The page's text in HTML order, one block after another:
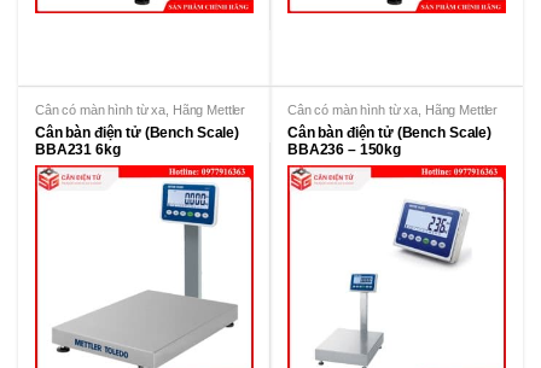
Cân có màn hình từ xa Hãng Mettler
Toledo
Cân bàn điện tử (Bench Scale)
BBA231 6kg
Cân có màn hình từ xa Hãng Mettler
Toledo
Cân bàn điện tử (Bench Scale)
BBA236 – 150kg